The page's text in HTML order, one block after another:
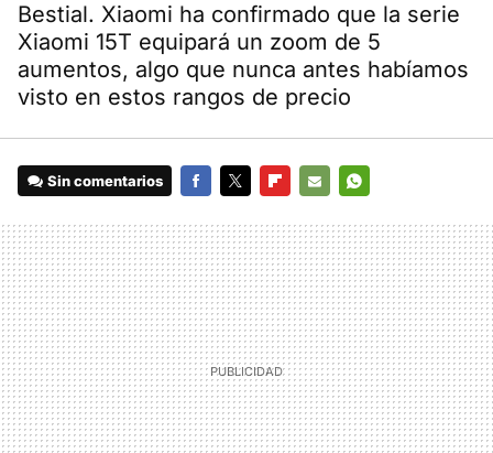
Bestial. Xiaomi ha confirmado que la serie
Xiaomi 15T equipará un zoom de 5
aumentos, algo que nunca antes habíamos
visto en estos rangos de precio
Sin comentarios
MAIL